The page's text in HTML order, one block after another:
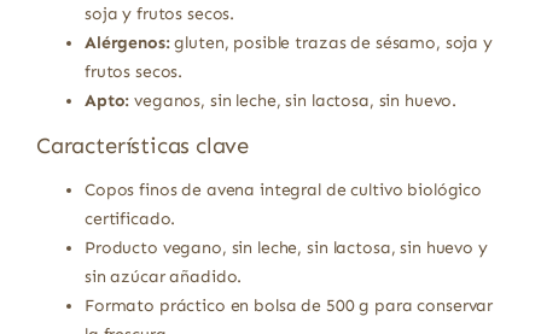
soja y frutos secos.
Alérgenos:gluten, posible trazas de sésamo, soja y
frutos secos.
Apto: veganos, sin leche, sin lactosa, sin huevo.
Características clave
Copos finos de avena integral de cultivo biológico
certificado.
Producto vegano, sin leche, sin lactosa, sin huevo y
sin azúcar añadido.
Formato práctico en bolsa de 500 g para conservar